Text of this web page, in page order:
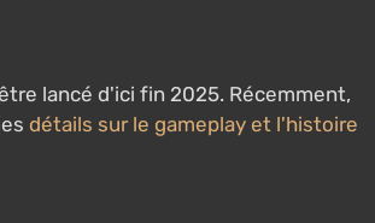
lancé d'ici fin 2025. Récemment,
détails sur le gameplay et l'histoire